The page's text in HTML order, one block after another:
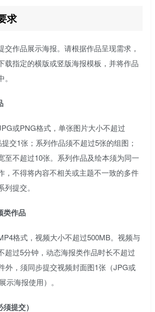
求
交作品展示海报。请根据作品呈现需求，
载指定的横版或竖版海报模板，并将作品
或PNG格式，单张图片大小不超过
交1张；系列作品须不超过5张的组图；
至不超过10张。系列作品及绘本须为同一
，不得将内容不相关或主题不一致的多件
提交。
类作品
格式，视频大小不超过500MB。视频与
超过5分钟，动态海报类作品时长不超过
外，须同步提交视频封面图1张（JPG或
示海报使用）。
提交）